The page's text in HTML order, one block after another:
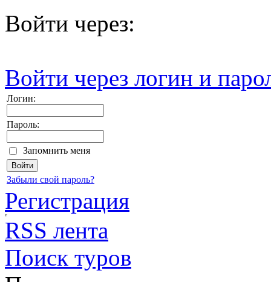
Войти через:
Войти через логин и
Логин:
Пароль:
Запомнить меня
Забыли свой пароль?
Регистрация
RSS лента
Поиск туров